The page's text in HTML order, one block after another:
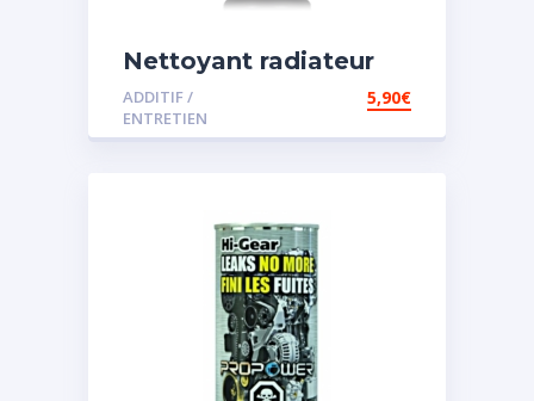
Nettoyant radiateur
ADDITIF /
ENTRETIEN
5,90€